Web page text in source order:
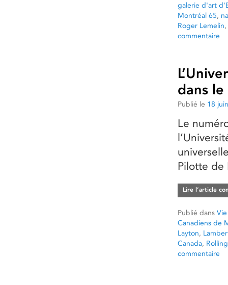
galerie d'art
Montréal 65,
Roger Lemelin,
commentaire
dans
Publié le 18
Le
Pilotte de
Lire l’article
Publié dans
Canadiens de
Layton,
Canada,
commentaire